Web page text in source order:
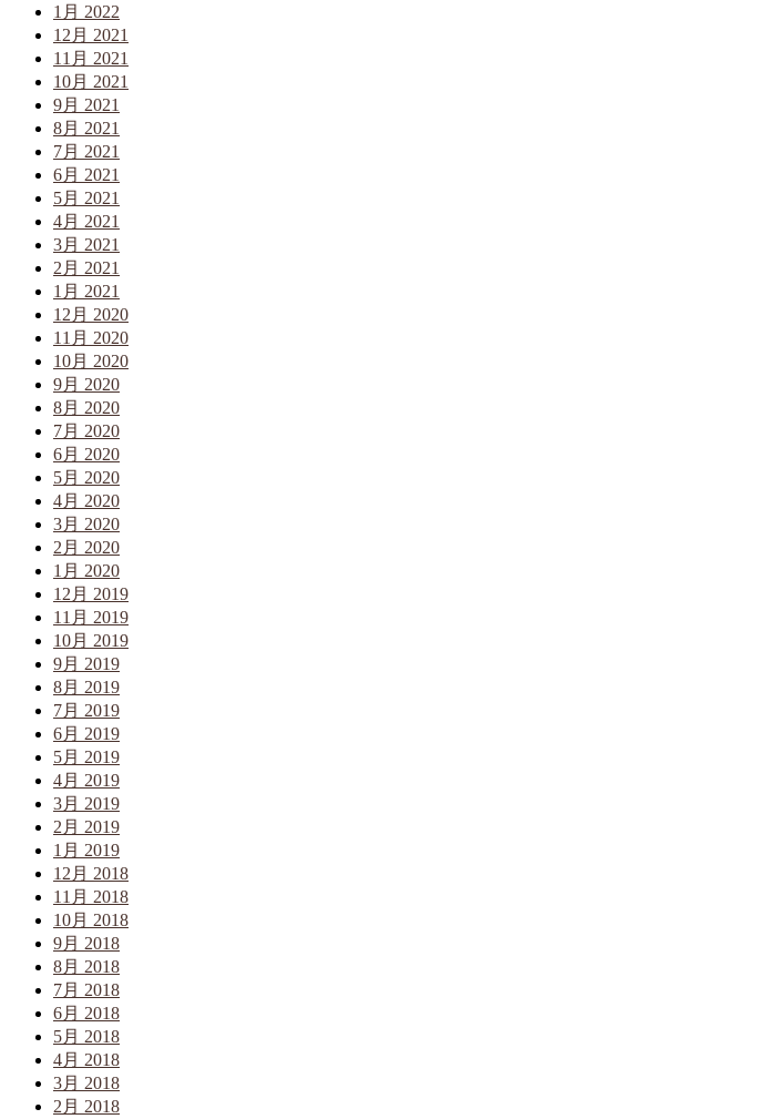
1月 2022
12月 2021
11月 2021
10月 2021
9月 2021
8月 2021
7月 2021
6月 2021
5月 2021
4月 2021
3月 2021
2月 2021
1月 2021
12月 2020
11月 2020
10月 2020
9月 2020
8月 2020
7月 2020
6月 2020
5月 2020
4月 2020
3月 2020
2月 2020
1月 2020
12月 2019
11月 2019
10月 2019
9月 2019
8月 2019
7月 2019
6月 2019
5月 2019
4月 2019
3月 2019
2月 2019
1月 2019
12月 2018
11月 2018
10月 2018
9月 2018
8月 2018
7月 2018
6月 2018
5月 2018
4月 2018
3月 2018
2月 2018